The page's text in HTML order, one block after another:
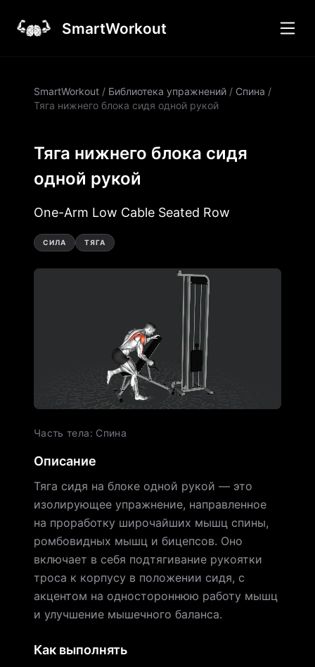
SmartWorkout
SmartWorkout / Библиотека упражнений / Спина /
Тяга нижнего блока сидя одной рукой
Тяга нижнего блока сидя
одной рукой
One-Arm Low Cable Seated Row
СИЛА ТЯГА
Часть тела: Спина
Описание
Тяга сидя на блоке одной рукой — это
изолирующее упражнение, направленное
на проработку широчайших мышц спины,
ромбовидных мышц и бицепсов. Оно
включает в себя подтягивание рукоятки
троса к корпусу в положении сидя, с
акцентом на одностороннюю работу мышц
и улучшение мышечного баланса.
Как выполнять